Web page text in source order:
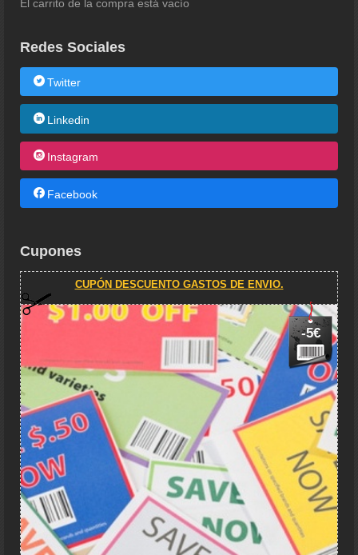
El carrito de la compra está vacío
Redes Sociales
Twitter
Linkedin
Instagram
Facebook
Cupones
CUPÓN DESCUENTO GASTOS DE ENVIO.
-5€